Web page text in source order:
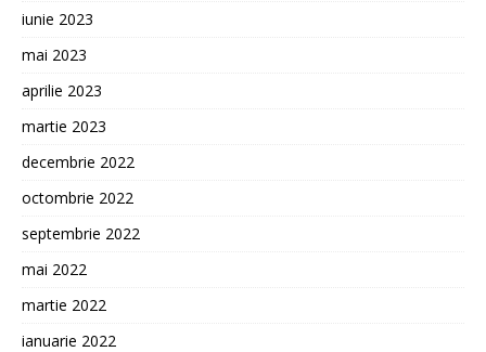
iunie 2023
mai 2023
aprilie 2023
martie 2023
decembrie 2022
octombrie 2022
septembrie 2022
mai 2022
martie 2022
ianuarie 2022